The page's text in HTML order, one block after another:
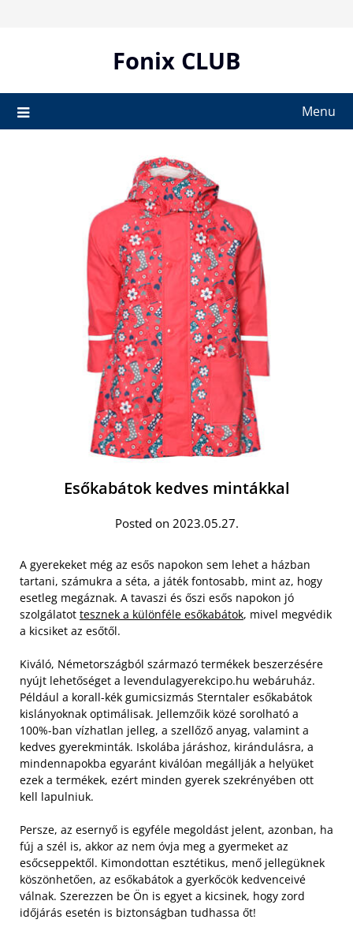
Fonix CLUB
Menu
Esőkabátok kedves mintákkal
Posted on 2023.05.27.
A gyerekeket még az esős napokon sem lehet a házban
tartani, számukra a séta, a játék fontosabb, mint az, hogy
esetleg megáznak. A tavaszi és őszi esős napokon jó
szolgálatot tesznek a különféle esőkabátok, mivel megvédik
a kicsiket az esőtől.
Kiváló, Németországból származó termékek beszerzésére
nyújt lehetőséget a levendulagyerekcipo.hu webáruház.
Például a korall-kék gumicsizmás Sterntaler esőkabátok
kislányoknak optimálisak. Jellemzőik közé sorolható a
100%-ban vízhatlan jelleg, a szellőző anyag, valamint a
kedves gyerekminták. Iskolába járáshoz, kirándulásra, a
mindennapokba egyaránt kiválóan megállják a helyüket
ezek a termékek, ezért minden gyerek szekrényében ott
kell lapulniuk.
Persze, az esernyő is egyféle megoldást jelent, azonban, ha
fúj a szél is, akkor az nem óvja meg a gyermeket az
esőcseppektől. Kimondottan esztétikus, menő jellegüknek
köszönhetően, az esőkabátok a gyerkőcök kedvenceivé
válnak. Szerezzen be Ön is egyet a kicsinek, hogy zord
időjárás esetén is biztonságban tudhassa őt!